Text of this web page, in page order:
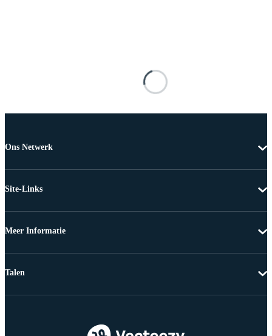
Ons Netwerk
Site-Links
Meer Informatie
Talen